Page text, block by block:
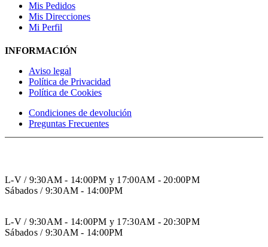
Mis Pedidos
Mis Direcciones
Mi Perfil
INFORMACIÓN
Aviso legal
Política de Privacidad
Política de Cookies
Condiciones de devolución
Preguntas Frecuentes
L-V / 9:30AM - 14:00PM y 17:00AM - 20:00PM
Sábados / 9:30AM - 14:00PM
L-V / 9:30AM - 14:00PM y 17:30AM - 20:30PM
Sábados / 9:30AM - 14:00PM